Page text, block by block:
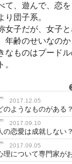
て、遊んで、恋を
り団子系。
女子だが、女子
年齢のせいなの
なものはプード
。
2017.12.05
のようなものがある
2017.09.10
の恋愛は成就しない
2017.09.05
について専門家が